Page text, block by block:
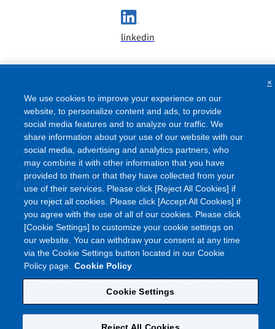
linkedin
ご利用条件
サイトマップ
よくあるご質問
プライバシーポリシー
情報セキュリティポリシー
クッキーポリシー
ソーシャルメディアポリシー
Copyright©Asahi Kasei Corporation. All rights reserved
We use cookies to improve your experience on our
website, to personalize content and ads, to provide
social media features and to analyze our traffic. We
share information about your use of our website with our
social media, advertising and analytics partners, who
may combine it with other information that you have
provided to them or that they have collected from your
use of their services. Please click [Reject All Cookies] if
you reject all cookies. Please click [Accept All Cookies] if
you agree with the use of all of our cookies. Please click
[Cookie Settings] to customize your cookie settings on
our website. You can withdraw your consent at any time
via the Cookie Settings button located in our Cookie
Policy page. Cookie Policy
Cookie Settings
×